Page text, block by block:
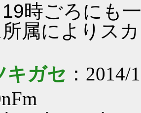
19時ごろにも
属によりス
キガセ ：